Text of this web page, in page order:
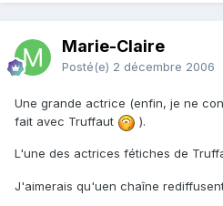
Marie-Claire
Posté(e) 2 décembre 2006
Une grande actrice (enfin, je ne
fait avec Truffaut
).
L'une des actrices fétiches de
J'aimerais qu'uen chaîne